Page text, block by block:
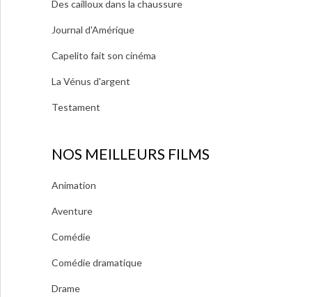
Des cailloux dans la chaussure
Journal d'Amérique
Capelito fait son cinéma
La Vénus d'argent
Testament
NOS MEILLEURS FILMS
Animation
Aventure
Comédie
Comédie dramatique
Drame